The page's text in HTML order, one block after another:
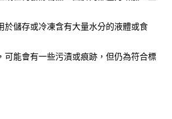
儲存或冷凍含有大量水分的液體或食
能會有一些污漬或痕跡，但仍為符合標